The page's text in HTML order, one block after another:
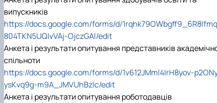
випускників
https://docs.google.com/forms/d/1rqhk79OWbgff9_6R8lfmq
804TKN5UQIvVAj-OjczGAI/edit
Анкета і результати опитування представників
спільноти
https://docs.google.com/forms/d/1v612JMml4IrH8yov-
ysKvq9g-m9A_JMVUhBzIc/edit
Анкета і результати опитування роботодавців